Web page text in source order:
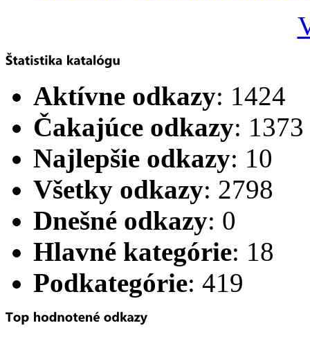
Aktívne odkazy: 1424
Čakajúce odkazy: 1373
Najlepšie odkazy: 10
Všetky odkazy: 2798
Dnešné odkazy: 0
Hlavné kategórie: 18
Podkategórie: 419